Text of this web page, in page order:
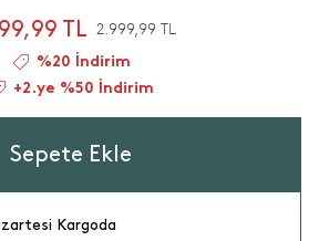
TL 2.999,99 TL
%20 İndirim
+2.ye %50 İndirim
Sepete Ekle
Kargoda